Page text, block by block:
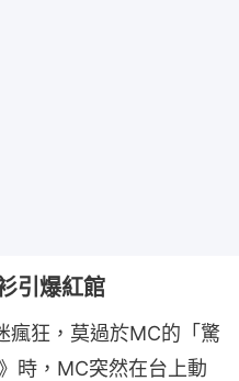
引爆紅館
瘋狂，莫過於MC的「驚
時，MC突然在台上動